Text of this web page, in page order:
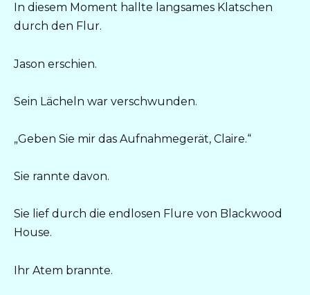
In diesem Moment hallte langsames Klatschen
durch den Flur.
Jason erschien.
Sein Lächeln war verschwunden.
„Geben Sie mir das Aufnahmegerät, Claire.“
Sie rannte davon.
Sie lief durch die endlosen Flure von Blackwood
House.
Ihr Atem brannte.